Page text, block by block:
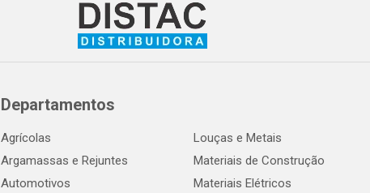
Departamentos
Agrícolas
Argamassas e Rejuntes
Automotivos
Louças e Metais
Materiais de Construção
Materiais Elétricos